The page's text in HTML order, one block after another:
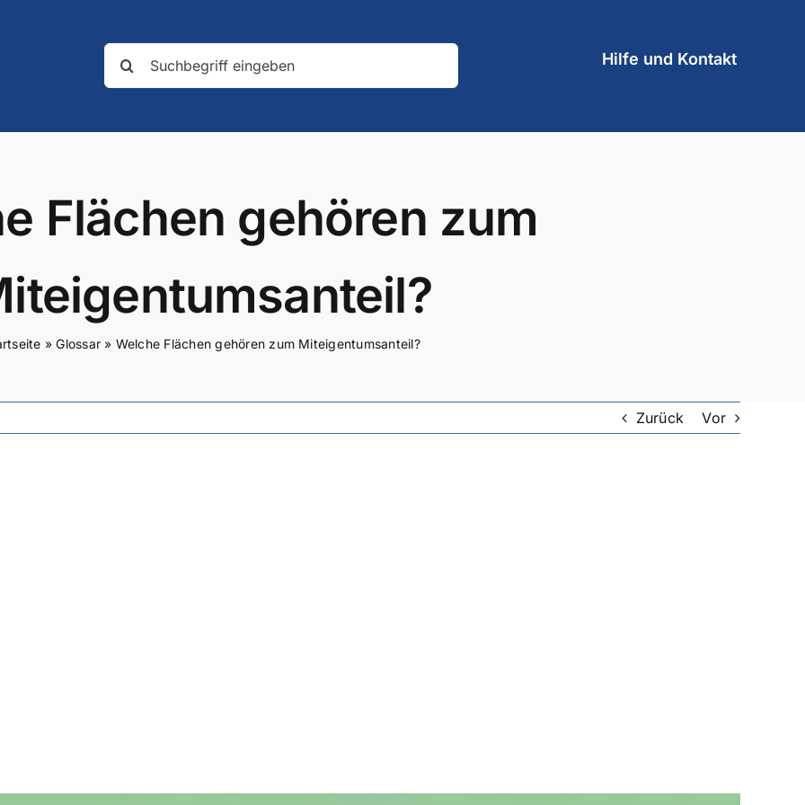
Suche
nach:
Hilfe und Kontakt
Flächen gehören zum
»Glossar » Welche Flächen gehören zum Miteigentumsanteil?
Zurück Vor